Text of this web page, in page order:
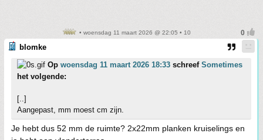
• woensdag 11 maart 2026 @ 22:05 • 10
blomke
Op woensdag 11 maart 2026 18:33 schreef Sometimes
het volgende:
[..]
Aangepast, mm moest cm zijn.
Je hebt dus 52 mm de ruimte? 2x22mm planken kruiselings en